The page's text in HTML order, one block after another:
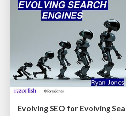
Evolving SEO for Evolving